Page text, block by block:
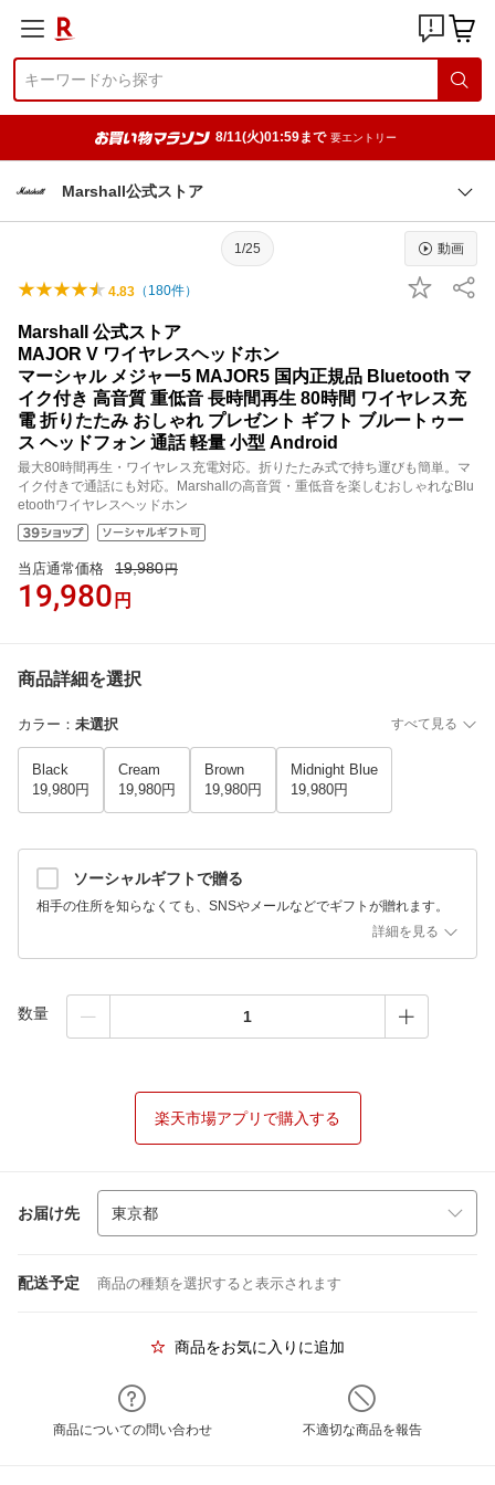
8/11(火)01:59まで 要エントリー
Marshall公式ストア
1/25 動画
4.83 （ 180件）
Marshall 公式ストア
MAJOR V ワイヤレスヘッドホン
マーシャル メジャー5 MAJOR5 国内正規品 Bluetooth マ
イク付き 高音質 重低音 長時間再生 80時間 ワイヤレス充
電 折りたたみ おしゃれ プレゼント ギフト ブルートゥー
ス ヘッドフォン 通話 軽量 小型 Android
最大80時間再生・ワイヤレス充電対応。折りたたみ式で持ち運びも簡単。マ
イク付きで通話にも対応。Marshallの高音質・重低音を楽しむおしゃれなBlu
etoothワイヤレスヘッドホン
当店通常価格 19,980円
19,980 円
商品詳細を選択
カラー ： 未選択 すべて見る
Black
19,980円
Cream
19,980円
Brown
19,980円
Midnight Blue
19,980円
ソーシャルギフトで贈る
相手の住所を知らなくても、SNSやメールなどでギフトが贈れます。
詳細を見る
数量
楽天市場アプリで購入する
お届け先
配送予定 商品の種類を選択すると表示されます
商品をお気に入りに追加
商品についての問い合わせ 不適切な商品を報告